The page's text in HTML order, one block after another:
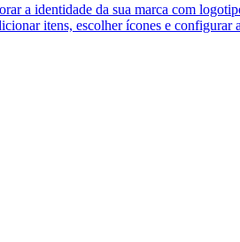
a identidade da sua marca com
itens, escolher ícones e configurar